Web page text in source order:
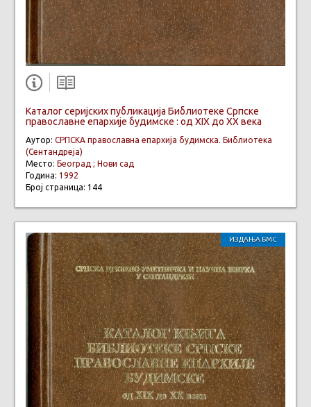
Каталог серијских публикација Библиотеке Српске
православне епархије будимске : од XIX до XX века
Аутор: СРПСКА православна епархија будимска. Библиотека
(Сентандреја)
Место: Београд ; Нови сад
Година: 1992
Број страница: 144
ИЗДАЊА БМС